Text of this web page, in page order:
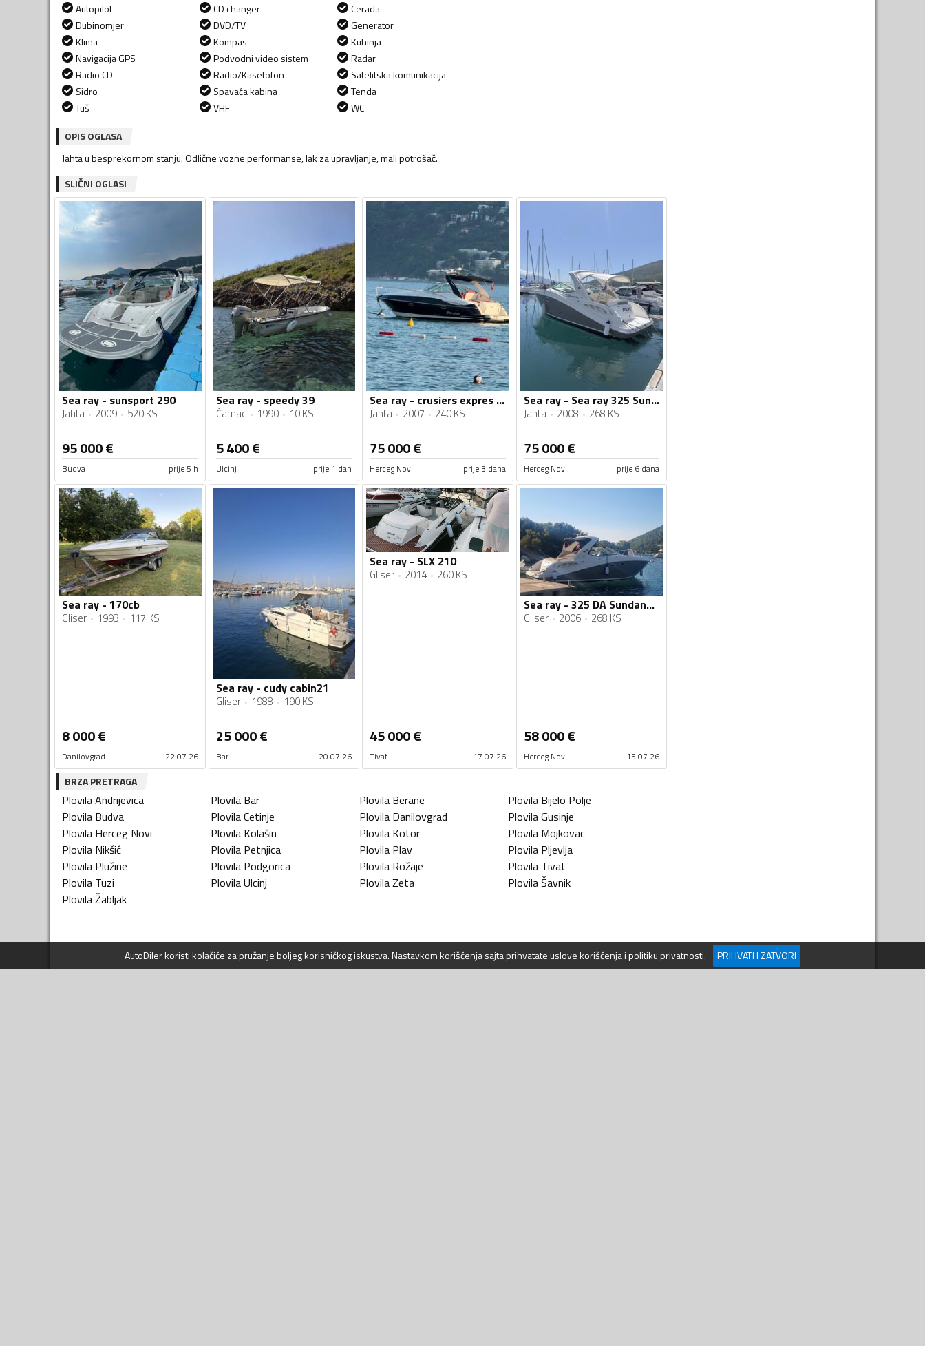
Autopilot
Dubinomjer
Klima
Navigacija GPS
Radio CD
Sidro
Tuš
CD changer
DVD/TV
Kompas
Podvodni video sistem
Radio/Kasetofon
Spavaća kabina
VHF
Cerada
Generator
Kuhinja
Radar
Satelitska komunikacija
Tenda
WC
OPIS OGLASA
Jahta u besprekornom stanju. Odlične vozne performanse, lak za upravljanje, mali potrošač.
SLIČNI OGLASI
Sea ray - sunsport 290
Jahta 2009 520 KS
95 000€
Budva prije 5 h
Sea ray - speedy 39
Čamac 1990 10 KS
5 400€
Ulcinj prije 1 dan
Sea ray - crusiers expres 340
Jahta 2007 240 KS
75 000€
Herceg Novi prije 3 dana
Sea ray - Sea ray 325 Sundancer
Jahta 2008 268 KS
75 000€
Herceg Novi prije 6 dana
Sea ray - 170cb
Gliser 1993 117 KS
8 000€
Danilovgrad 22.07.26
Sea ray - cudy cabin21
Gliser 1988 190 KS
25 000€
Bar 20.07.26
Sea ray - SLX 210
Gliser 2014 260 KS
45 000€
Tivat 17.07.26
Sea ray - 325 DA Sundancer
Gliser 2006 268 KS
58 000€
Herceg Novi 15.07.26
BRZA PRETRAGA
PlovilaAndrijevica Plovila Bar Plovila Berane Plovila Bijelo Polje
Plovila Budva PlovilaCetinje Plovila Danilovgrad PlovilaGusinje
Plovila Herceg Novi Plovila Kolašin Plovila Kotor Plovila Mojkovac
Plovila Nikšić Plovila Petnjica Plovila Plav Plovila Pljevlja
Plovila Plužine Plovila Podgorica Plovila Rožaje Plovila Tivat
Plovila Tuzi PlovilaUlcinj PlovilaZeta PlovilaŠavnik
PlovilaŽabljak
AutoDilerkoristi kolačiće za pružanje boljeg korisničkog iskustva. Nastavkom korišćenja sajta prihvatateuslove korišćenjaipolitiku privatnosti. PRIHVATI I ZATVORI